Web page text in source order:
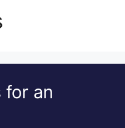
for an